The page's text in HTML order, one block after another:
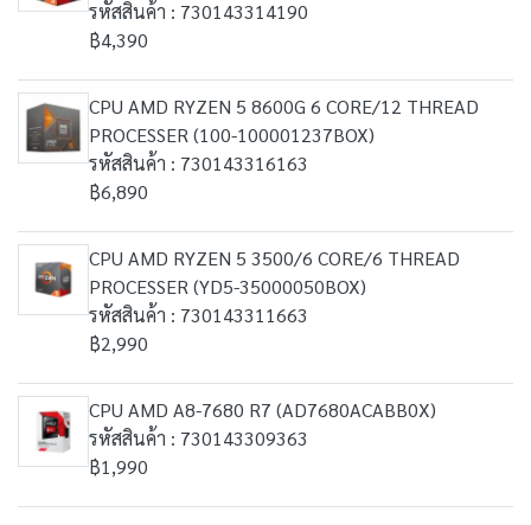
รหัสสินค้า : 730143314190
฿4,390
CPU AMD RYZEN 5 8600G 6 CORE/12 THREAD
PROCESSER (100-100001237BOX)
รหัสสินค้า : 730143316163
฿6,890
CPU AMD RYZEN 5 3500/6 CORE/6 THREAD
PROCESSER (YD5-35000050BOX)
รหัสสินค้า : 730143311663
฿2,990
CPU AMD A8-7680 R7 (AD7680ACABB0X)
รหัสสินค้า : 730143309363
฿1,990